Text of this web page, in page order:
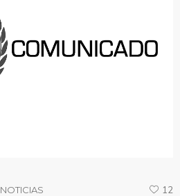
NOTICIAS 12